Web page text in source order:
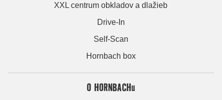
XXL centrum obkladov a dlažieb
Drive-In
Self-Scan
Hornbach box
O HORNBACHu